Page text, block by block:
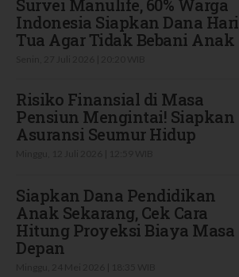
Survei Manulife, 60% Warga
Indonesia Siapkan Dana Hari
Tua Agar Tidak Bebani Anak
Risiko Finansial di Masa
Pensiun Mengintai! Siapkan
Asuransi Seumur Hidup
Siapkan Dana Pendidikan
Anak Sekarang, Cek Cara
Hitung Proyeksi Biaya Masa
Depan